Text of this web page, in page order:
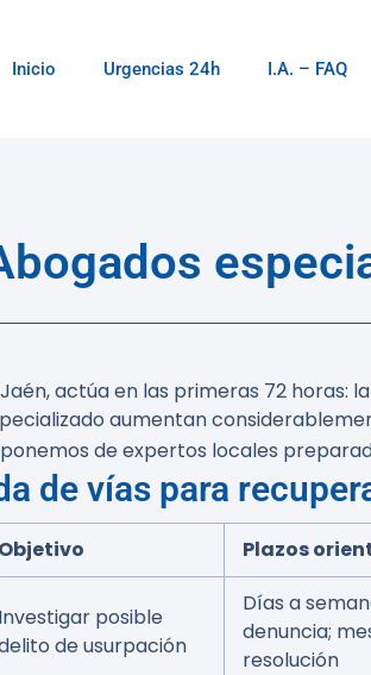
Inicio Urgencias 24h I.A. – FAQ
actúa en las primeras 72 horas:
aumentan
de expertos locales
de vías para
Objetivo Plazos
Investigar posible
de usurpación
Días a
denuncia;
resolución